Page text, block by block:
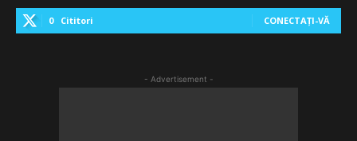
0 Cititori CONECTAȚI-VĂ
- Advertisement -